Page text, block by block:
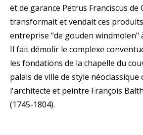
et de garance Petrus Franciscus de
transformait et vendait ces
entreprise "de gouden windmolen"
Il fait démolir le complexe
les fondations de la chapelle du
palais de ville de style néoclassique
l'architecte et peintre François
(1745-1804).